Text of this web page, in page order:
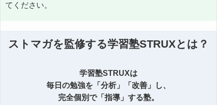
てください。
ストマガを監修する学習塾STRUXとは？
学習塾STRUXは
毎日の勉強を「分析」「改善」し、
完全個別で「指導」する塾。